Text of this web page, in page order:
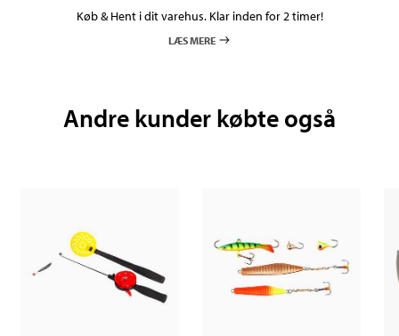
Køb & Hent i dit varehus. Klar inden for 2 timer!
LÆS MERE
Andre kunder købte også